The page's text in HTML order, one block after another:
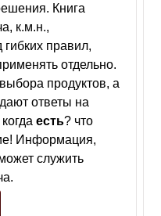
Книга
к.м.н.,
правил,
отдельно.
продуктов, а
ответы на
есть? что
Информация,
служить